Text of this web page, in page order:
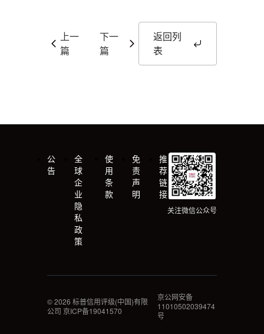
上一
篇
下一
篇
返回列
表
公
告
全
球
企
业
隐
私
政
策
使
用
条
款
免
责
声
明
推
荐
链
接
关注微信公众号
©2026 标普信用评级(中国)有限
公司 京ICP备19041570
京公网安备
11010502039474
号